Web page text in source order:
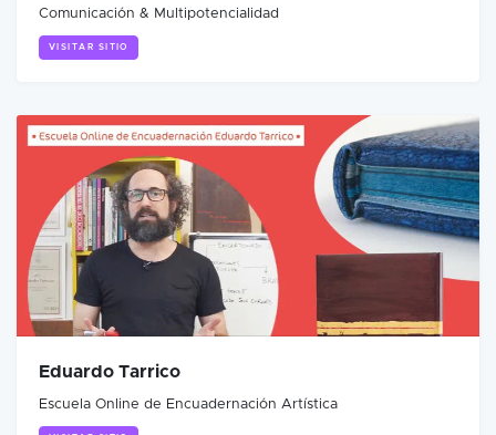
Comunicación & Multipotencialidad
VISITAR SITIO
Eduardo Tarrico
Escuela Online de Encuadernación Artística